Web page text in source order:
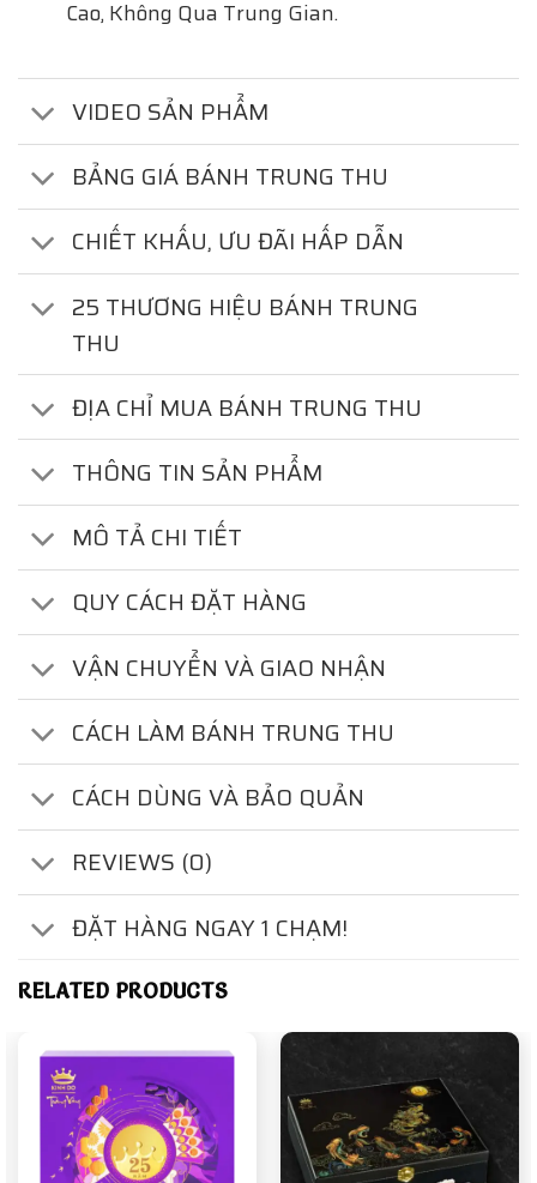
Cao, Không Qua Trung Gian.
VIDEO SẢN PHẨM
BẢNG GIÁ BÁNH TRUNG THU
CHIẾT KHẤU, ƯU ĐÃI HẤP DẪN
25 THƯƠNG HIỆU BÁNH TRUNG
THU
ĐỊA CHỈ MUA BÁNH TRUNG THU
THÔNG TIN SẢN PHẨM
MÔ TẢ CHI TIẾT
QUY CÁCH ĐẶT HÀNG
VẬN CHUYỂN VÀ GIAO NHẬN
CÁCH LÀM BÁNH TRUNG THU
CÁCH DÙNG VÀ BẢO QUẢN
REVIEWS (0)
ĐẶT HÀNG NGAY 1 CHẠM!
RELATED PRODUCTS